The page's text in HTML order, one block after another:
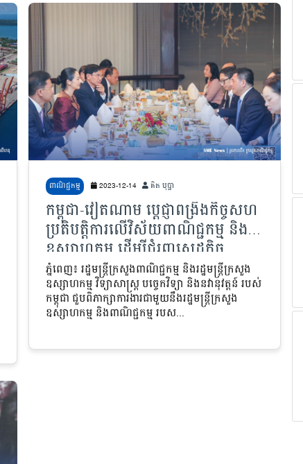
ពាណិជ្ជកម្ម 2023-12-14 គិត បុប្ផា
កម្ពុជា-វៀតណាម ប្ដេជ្ញាពង្រឹងកិច្ចសហ
ប្រតិបត្តិការលើវិស័យពាណិជ្ជកម្ម និង
ឧស្សាហកម្ម ដើម្បីជំរុញសេដ្ឋកិច្ច
ប្រទេសទាំងពីរ
ភ្នំពេញ៖ រដ្ឋមន្ត្រីក្រសួងពាណិជ្ជកម្ម និងរដ្ឋមន្រ្តីក្រសួង
ឧស្សាហកម្ម វិទ្យាសាស្រ្ត បច្ចេកវិទ្យា និងនវានុវត្តន៍ របស់
កម្ពុជា ជួបពិភាក្សាការងារជាមួយនឹងរដ្ឋមន្រ្តីក្រសួង
ឧស្សាហកម្ម និងពាណិជ្ជកម្ម របស...